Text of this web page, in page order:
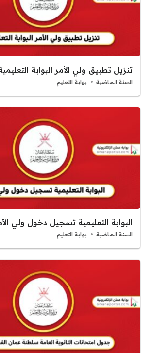
تنزيل تطبيق ولي الأمر البوابة
السنة الماضية بوابة التعليم
البوابة التعليمية تسجيل دخول ولي
السنة الماضية بوابة التعليم